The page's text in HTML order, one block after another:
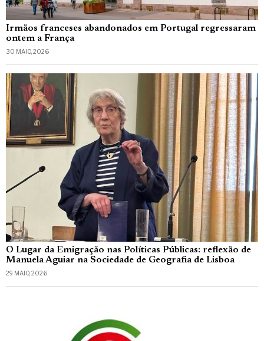
Irmãos franceses abandonados em Portugal regressaram
ontem a França
30 MAIO, 2026
O Lugar da Emigração nas Políticas Públicas: reflexão de
Manuela Aguiar na Sociedade de Geografia de Lisboa
29 MAIO, 2026